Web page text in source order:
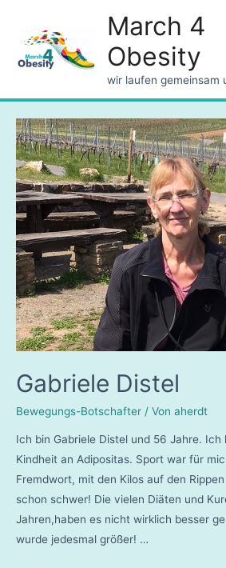
March 4
Obesity
wir laufen gemeinsam
Gabriele Distel
Bewegungs-Botschafter / Von aherdt
Ich bin Gabriele Distel und 56 Jahre.
Kindheit an Adipositas. Sport war für
Fremdwort, mit den Kilos auf den
schon schwer! Die vielen Diäten und
Jahren,haben es nicht wirklich besser
wurde jedesmal größer! …